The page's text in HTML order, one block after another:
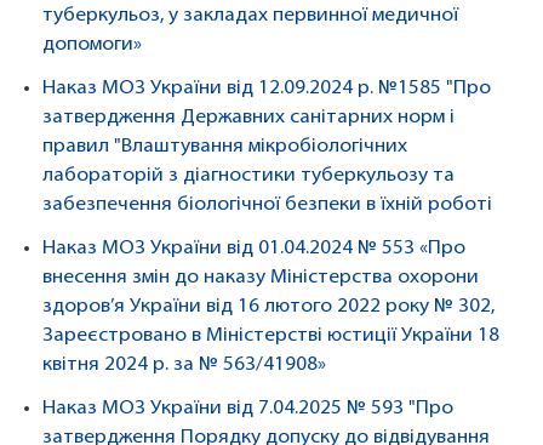
туберкульоз, у закладах первинної медичної
допомоги»
Наказ МОЗ України від 12.09.2024 р. №1585 "Про
затвердження Державних санітарних норм і
правил "Влаштування мікробіологічних
лабораторій з діагностики туберкульозу та
забезпечення біологічної безпеки в їхній роботі
Наказ МОЗ України від 01.04.2024 № 553 «Про
внесення змін до наказу Міністерства охорони
здоров’я України від 16 лютого 2022 року № 302,
Зареєстровано в Міністерстві юстиції України 18
квітня 2024 р. за № 563/41908»
Наказ МОЗ України від 7.04.2025 № 593 "Про
затвердження Порядку допуску до відвідування